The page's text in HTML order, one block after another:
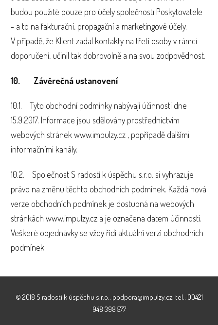
budou použité pouze pro účely společnosti Poskytovatele
- a to na fakturační, propagační a marketingové účely.
V případě, že Klient zadal kontakty na třetí osoby v rámci
doporučení, učinil tak dobrovolně a na svou zodpovědnost.
10. Závěrečná ustanovení
10.1. Tyto obchodní podmínky nabývají účinnosti dne
15.9.2017. Informace jsou sdělovány prostřednictvím
webových stránek www.impulzy.cz , popřípadě dalšími
informačními kanály.
10.2. Společnost S radostí k úspěchu s.r.o. si vyhrazuje
právo na změnu těchto obchodních podmínek. Každá nová
verze obchodních podmínek je dostupná na webových
stránkách www.impulzy.cz a je označena datem účinnosti.
Veškeré objednávky se vždy řídí aktuální verzí obchodních
podmínek.
© 2018 S radostí k úspěchu s.r.o., podpora@impulzy.cz, tel.: 00421
948 398 577